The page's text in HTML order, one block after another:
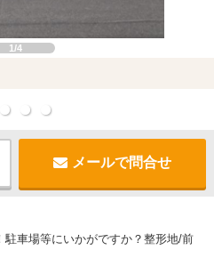
1/4
メールで問合せ
車場等にいかがですか？整形地/前